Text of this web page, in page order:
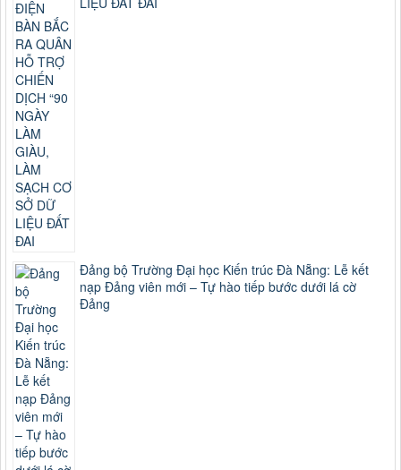
Đảng bộ Trường Đại học Kiến trúc Đà Nẵng: Lễ kết
nạp Đảng viên mới – Tự hào tiếp bước dưới lá cờ
Đảng